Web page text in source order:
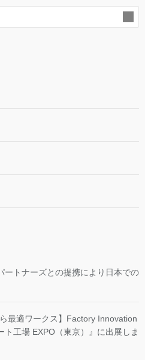
ートナーズとの提携により日本での
最適ワークス】Factory Innovation
工場 EXPO（東京）』に出展しま